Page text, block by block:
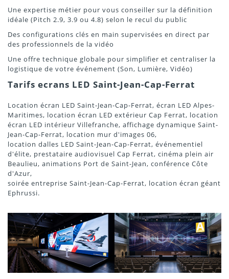
Une expertise métier pour vous conseiller sur la définition
idéale (Pitch 2.9, 3.9 ou 4.8) selon le recul du public
Des configurations clés en main supervisées en direct par
des professionnels de la vidéo
Une offre technique globale pour simplifier et centraliser la
logistique de votre événement (Son, Lumière, Vidéo)
Tarifs ecrans LED Saint-Jean-Cap-Ferrat
Location écran LED Saint-Jean-Cap-Ferrat, écran LED Alpes-
Maritimes, location écran LED extérieur Cap Ferrat, location
écran LED intérieur Villefranche, affichage dynamique Saint-
Jean-Cap-Ferrat, location mur d'images 06,
location dalles LED Saint-Jean-Cap-Ferrat, événementiel
d'élite, prestataire audiovisuel Cap Ferrat, cinéma plein air
Beaulieu, animations Port de Saint-Jean, conférence Côte
d'Azur,
soirée entreprise Saint-Jean-Cap-Ferrat, location écran géant
Ephrussi.